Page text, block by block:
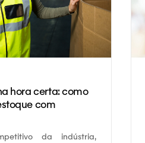
hora certa: como
com
da indústria,